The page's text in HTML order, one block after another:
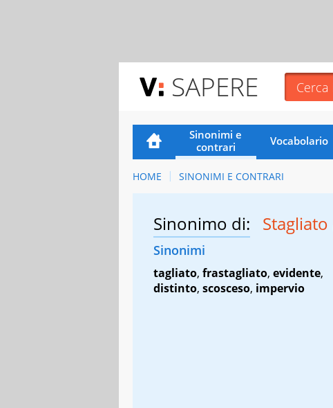
SAPERE
Sinonimi e
contrari
Vocabolario
HOME SINONIMI E CONTRARI
Sinonimo di: Stagliato
Sinonimi
tagliato, frastagliato, evidente,
distinto, scosceso, impervio